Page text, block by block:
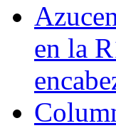
en la